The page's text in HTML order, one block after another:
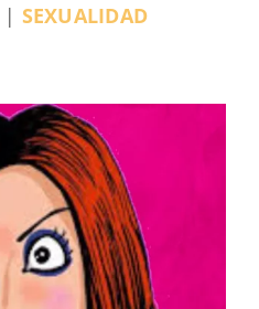
| SEXUALIDAD